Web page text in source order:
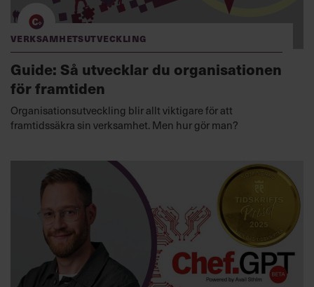
Verksamhetsutveckling
Guide: Så utvecklar du organisationen
för framtiden
Organisationsutveckling blir allt viktigare för att
framtidssäkra sin verksamhet. Men hur gör man?